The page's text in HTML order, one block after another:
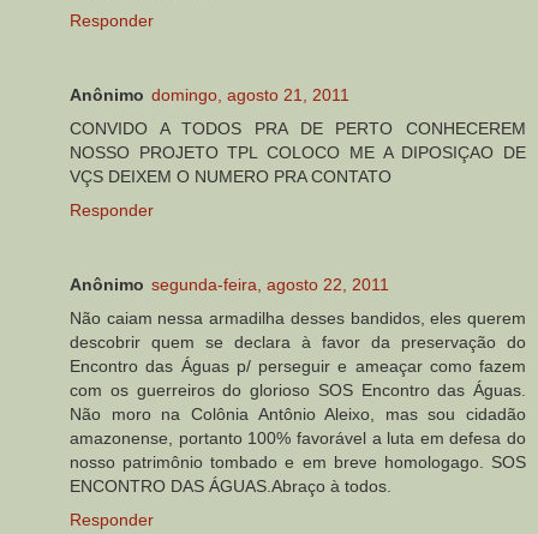
Responder
Anônimo domingo, agosto 21, 2011
CONVIDO A TODOS PRA DE PERTO CONHECEREM
NOSSO PROJETO TPL COLOCO ME A DIPOSIÇAO DE
VÇS DEIXEM O NUMERO PRA CONTATO
Responder
Anônimo segunda-feira, agosto 22, 2011
Não caiam nessa armadilha desses bandidos, eles querem
descobrir quem se declara à favor da preservação do
Encontro das Águas p/ perseguir e ameaçar como fazem
com os guerreiros do glorioso SOS Encontro das Águas.
Não moro na Colônia Antônio Aleixo, mas sou cidadão
amazonense, portanto 100% favorável a luta em defesa do
nosso patrimônio tombado e em breve homologago. SOS
ENCONTRO DAS ÁGUAS.Abraço à todos.
Responder